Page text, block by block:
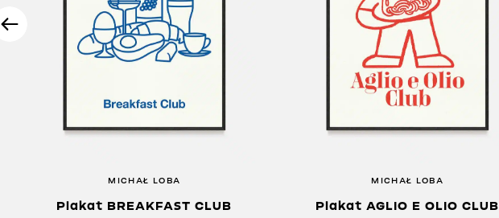
MICHAŁ LOBA
Plakat BREAKFAST CLUB
MICHAŁ LOBA
Plakat AGLIO E OLIO CLUB